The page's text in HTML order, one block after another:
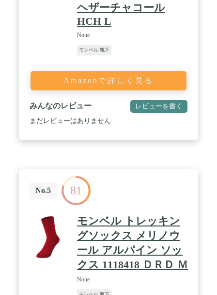
ヘザーチャコール
HCH L
None
モンベル 靴下
Amazonで詳しく見る
みんなのレビュー レビューを書く
まだレビューはありません
No.5 81
モンベル トレッキン
グソックス メリノウ
ール アルパイン ソッ
クス 1118418 ＤＲＤ Ｍ
None